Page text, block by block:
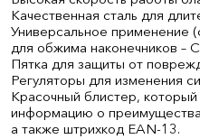
Качественная сталь для
Универсальное применение
для обжима наконечников –
Пятка для защиты от
Регуляторы для изменения
Красочный блистер,
информацию о
а также штрихкод EAN-13.